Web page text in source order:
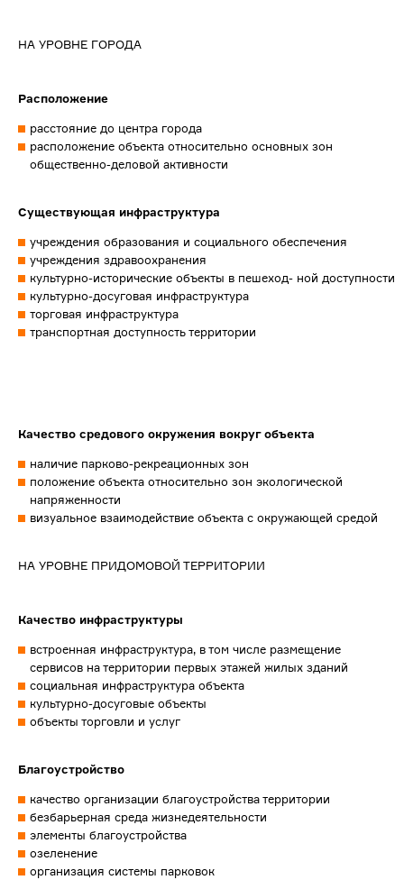
НА УРОВНЕ ГОРОДА
Расположение
расстояние до центра города
расположение объекта относительно основных зон
общественно-деловой активности
Существующая инфраструктура
учреждения образования и социального обеспечения
учреждения здравоохранения
культурно-исторические объекты в пешеход- ной доступности
культурно-досуговая инфраструктура
торговая инфраструктура
транспортная доступность территории
Качество средового окружения вокруг объекта
наличие парково-рекреационных зон
положение объекта относительно зон экологической
напряженности
визуальное взаимодействие объекта с окружающей средой
НА УРОВНЕ ПРИДОМОВОЙ ТЕРРИТОРИИ
Качество инфраструктуры
встроенная инфраструктура, в том числе размещение
сервисов на территории первых этажей жилых зданий
социальная инфраструктура объекта
культурно-досуговые объекты
объекты торговли и услуг
Благоустройство
качество организации благоустройства территории
безбарьерная среда жизнедеятельности
элементы благоустройства
озеленение
организация системы парковок